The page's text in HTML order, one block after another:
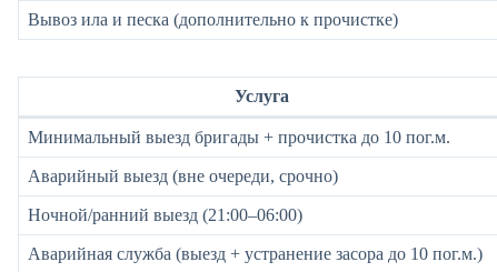
Вывоз ила и песка (дополнительно к прочистке)
Услуга
Минимальный выезд бригады + прочистка до 10 пог.м.
Аварийный выезд (вне очереди, срочно)
Ночной/ранний выезд (21:00–06:00)
Аварийная служба (выезд + устранение засора до 10 пог.м.)